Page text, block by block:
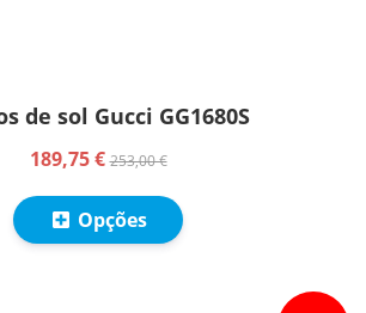
de sol Gucci GG1680S
189,75 €253,00 €
Opções